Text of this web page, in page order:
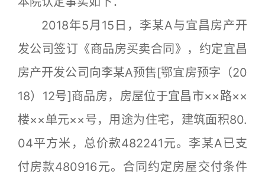
2018年5月15日，李某A与宜昌房产开
发公司签订《商品房买卖合同》，约定宜昌
房产开发公司向李某A预售[鄂宜房预字（20
18）12号]商品房，房屋位于宜昌市××路××
楼××单元××号，用途为住宅，建筑面积80.
04平方米，总价款482241元。李某A已支
付房款480916元。合同约定房屋交付条件